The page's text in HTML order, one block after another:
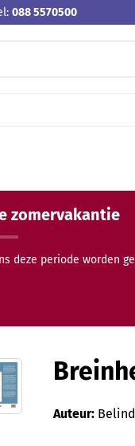
088 5570500
zomervakantie
periode worden
Auteur: